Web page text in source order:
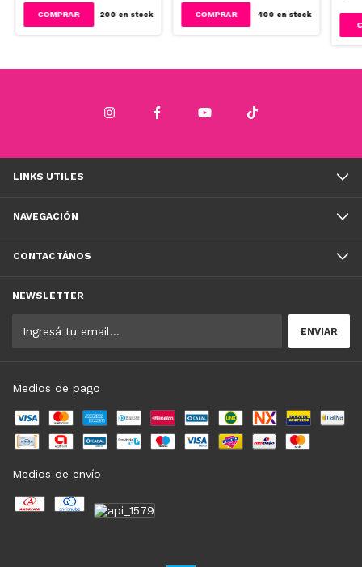
200 en stock COMPRAR 400 en stock
LINKS UTILES
NAVEGACIÓN
CONTACTÁNOS
NEWSLETTER
Medios de pago
Medios de envío